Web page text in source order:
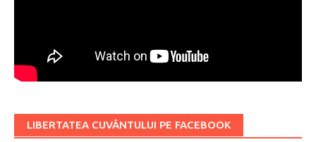
LIBERTATEA CUVÂNTULUI PE FACEBOOK